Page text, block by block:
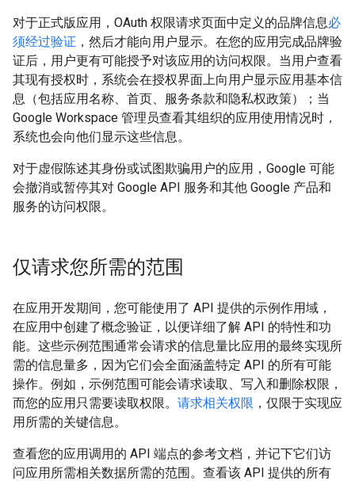
对于正式版应用，OAuth 权限请求页面中定义的品牌信息必
须经过验证 ，然后才能向用户显示。在您的应用完成品牌验
证后，用户更有可能授予对该应用的访问权限。当用户查看
其现有授权时，系统会在授权界面上向用户显示应用基本信
息（包括应用名称、首页、服务条款和隐私权政策）；当
Google Workspace 管理员查看其组织的应用使用情况时，
系统也会向他们显示这些信息。
对于虚假陈述其身份或试图欺骗用户的应用，Google 可能
会撤消或暂停其对 Google API 服务和其他 Google 产品和
服务的访问权限。
仅请求您所需的范围
在应用开发期间，您可能使用了 API 提供的示例作用域，
在应用中创建了概念验证，以便详细了解 API 的特性和功
能。这些示例范围通常会请求的信息量比应用的最终实现所
需的信息量多，因为它们会全面涵盖特定 API 的所有可能
操作。例如，示例范围可能会请求读取、写入和删除权限，
而您的应用只需要读取权限。 请求相关权限 ，仅限于实现应
用所需的关键信息。
查看您的应用调用的 API 端点的参考文档，并记下它们访
问应用所需相关数据所需的范围。查看该 API 提供的所有